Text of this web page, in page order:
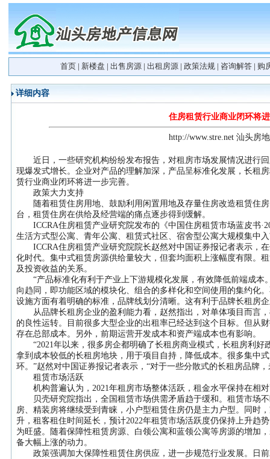
首页 | 新楼盘 | 出售房源 | 出租房源 | 政策法规 | 咨询解答 | 购
详细内容
住房租赁行业商业闭环将
http://www.stre.net 汕头房
近日，一些研究机构纷纷发布报告，对租房市场发展情况进行回
现爆发式增长。企业对产品的理解加深，产品呈标准化发展，长租
赁行业商业闭环将进一步完善。
政策大力支持
随着租赁住房用地、鼓励利用闲置用地及存量住房改造租赁住房
台，租赁住房在供给及经营端的痛点逐步得到缓解。
ICCRA住房租赁产业研究院发布的《中国住房租赁市场蓝皮书
生活方式型公寓、青年公寓、租赁式社区、宿舍型公寓大规模集中
ICCRA住房租赁产业研究院院长赵然对中国证券报记者表示，
化时代。集中式租赁房源供给量较大，但套均面积上涨幅度有限。
及投资收益的关系。
“产品标准化有利于产业上下游规模化发展，有效降低前端成本
向趋同，即功能区域的模块化、组合的多样化和空间使用的集约化
设施方面有着明确的标准，品牌线划分清晰。这有利于品牌长租房
从品牌长租房企业的盈利能力看，赵然指出，对单体项目而言，
的良性运转。目前很多大型企业的出租率已经达到这个目标。但从
存在总部成本。另外，前期运营开发成本和资产端成本也有影响。
“2021年以来，很多房企都明确了长租房商业模式，长租房利好
拿到成本较低的长租房地块，用于项目自持，降低成本。很多集中
环。”赵然对中国证券报记者表示，“对于一些分散式的长租房品牌
租赁市场活跃
机构普遍认为，2021年租房市场整体活跃，租金水平保持在相
贝壳研究院指出，全国租赁市场供需矛盾趋于缓和。租赁市场不
房、精装房将继续受到青睐，小户型租赁住房仍是主力户型。同时
升，租客租住时间延长，预计2022年租赁市场活跃度仍保持上升趋
为旺盛。随着保障性租赁房源、白领公寓和蓝领公寓等房源的增加
备大幅上涨的动力。
政策强调加大保障性租赁住房供应，进一步规范行业发展。日前